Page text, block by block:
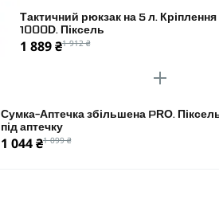
Тактичний рюкзак на 5 л.
1000D. Піксель
1 889 ₴1 912 ₴
Сумка-Аптечка збільшена PRO.
під аптечку
1 044 ₴1 099 ₴